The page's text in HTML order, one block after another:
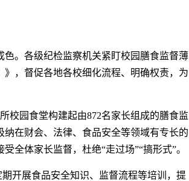
。各级纪检监察机关紧盯校园膳食监督薄
，督促各地各校细化流程、明确权责，为
校园食堂构建起由872名家长组成的膳食监
在财会、法律、食品安全等领域有专长的
全体家长监督，杜绝“走过场”“搞形式”。
开展食品安全知识、监督流程等培训，提